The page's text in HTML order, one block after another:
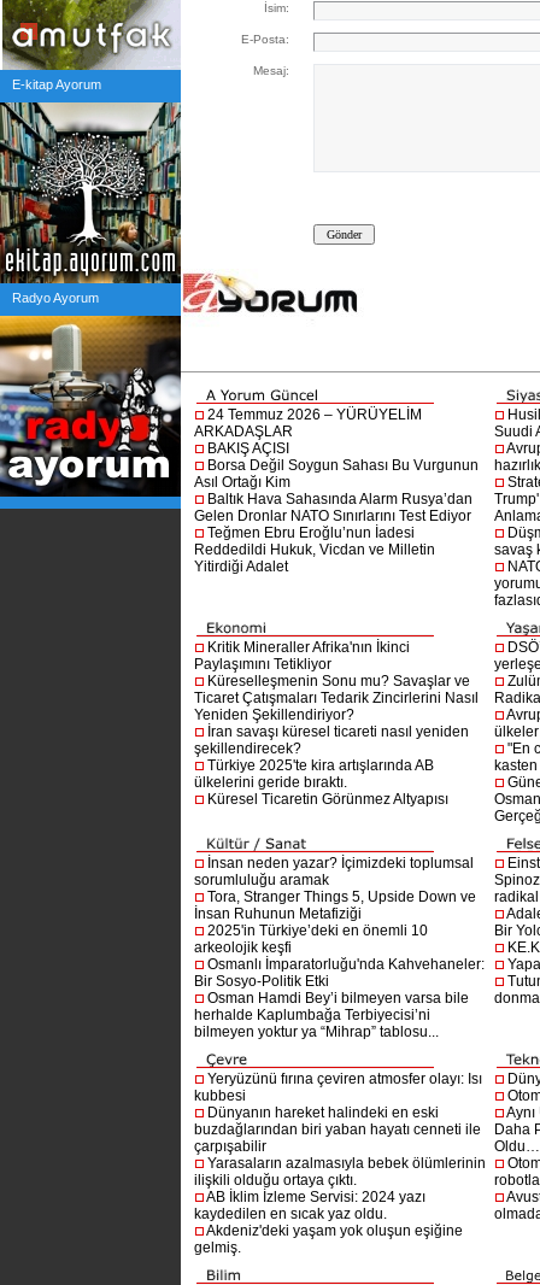
E-kitap Ayorum
Radyo Ayorum
İsim:
E-Posta:
Mesaj:
24 Temmuz 2026 – YÜRÜYELİM
ARKADAŞLAR
BAKIŞ AÇISI
Borsa Değil Soygun Sahası Bu Vurgunun
Asıl Ortağı Kim
Baltık Hava Sahasında Alarm Rusya’dan
Gelen Dronlar NATO Sınırlarını Test Ediyor
Teğmen Ebru Eroğlu’nun İadesi
Reddedildi Hukuk, Vicdan ve Milletin
Yitirdiği Adalet
Suudi
savaş
Kritik Mineraller Afrika'nın İkinci
Paylaşımını Tetikliyor
Küreselleşmenin Sonu mu? Savaşlar ve
Ticaret Çatışmaları Tedarik Zincirlerini Nasıl
Yeniden Şekillendiriyor?
İran savaşı küresel ticareti nasıl yeniden
şekillendirecek?
Türkiye 2025'te kira artışlarında AB
ülkelerini geride bıraktı.
Küresel Ticaretin Görünmez Altyapısı
"En
İnsan neden yazar? İçimizdeki toplumsal
sorumluluğu aramak
Tora, Stranger Things 5, Upside Down ve
İnsan Ruhunun Metafiziği
2025'in Türkiye’deki en önemli 10
arkeolojik keşfi
Osmanlı İmparatorluğu'nda Kahvehaneler:
Bir Sosyo-Politik Etki
Osman Hamdi Bey’i bilmeyen varsa bile
herhalde Kaplumbağa Terbiyecisi’ni
bilmeyen yoktur ya “Mihrap” tablosu...
Bir
Yeryüzünü fırına çeviren atmosfer olayı: Isı
kubbesi
Dünyanın hareket halindeki en eski
buzdağlarından biri yaban hayatı cenneti ile
çarpışabilir
Yarasaların azalmasıyla bebek ölümlerinin
ilişkili olduğu ortaya çıktı.
AB İklim İzleme Servisi: 2024 yazı
kaydedilen en sıcak yaz oldu.
Akdeniz'deki yaşam yok oluşun eşiğine
gelmiş.
Daha
Oldu…